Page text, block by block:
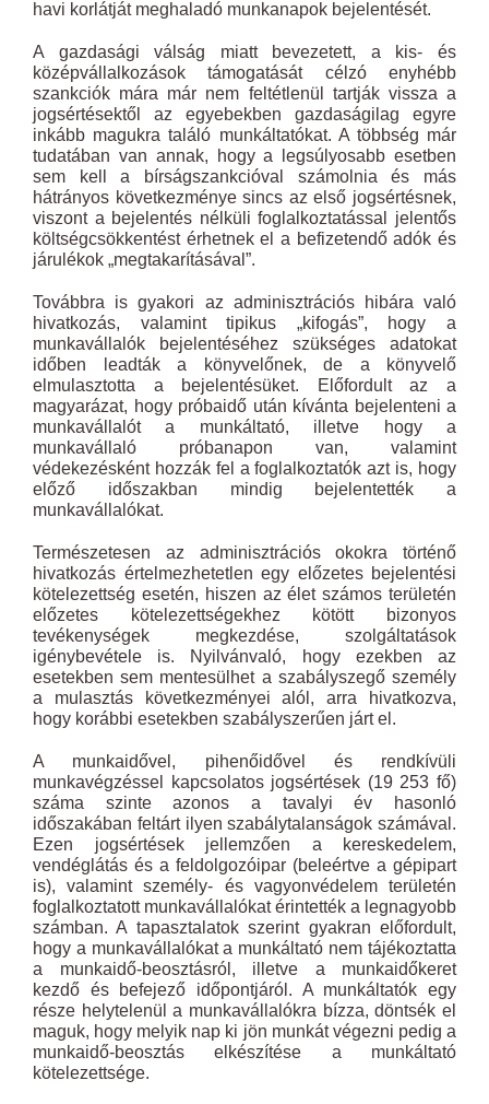
havi korlátját meghaladó munkanapok bejelentését.
A gazdasági válság miatt bevezetett, a kis- és
középvállalkozások támogatását célzó enyhébb
szankciók mára már nem feltétlenül tartják vissza a
jogsértésektől az egyebekben gazdaságilag egyre
inkább magukra találó munkáltatókat. A többség már
tudatában van annak, hogy a legsúlyosabb esetben
sem kell a bírságszankcióval számolnia és más
hátrányos következménye sincs az első jogsértésnek,
viszont a bejelentés nélküli foglalkoztatással jelentős
költségcsökkentést érhetnek el a befizetendő adók és
járulékok „megtakarításával”.
Továbbra is gyakori az adminisztrációs hibára való
hivatkozás, valamint tipikus „kifogás”, hogy a
munkavállalók bejelentéséhez szükséges adatokat
időben leadták a könyvelőnek, de a könyvelő
elmulasztotta a bejelentésüket. Előfordult az a
magyarázat, hogy próbaidő után kívánta bejelenteni a
munkavállalót a munkáltató, illetve hogy a
munkavállaló próbanapon van, valamint
védekezésként hozzák fel a foglalkoztatók azt is, hogy
előző időszakban mindig bejelentették a
munkavállalókat.
Természetesen az adminisztrációs okokra történő
hivatkozás értelmezhetetlen egy előzetes bejelentési
kötelezettség esetén, hiszen az élet számos területén
előzetes kötelezettségekhez kötött bizonyos
tevékenységek megkezdése, szolgáltatások
igénybevétele is. Nyilvánvaló, hogy ezekben az
esetekben sem mentesülhet a szabályszegő személy
a mulasztás következményei alól, arra hivatkozva,
hogy korábbi esetekben szabályszerűen járt el.
A munkaidővel, pihenőidővel és rendkívüli
munkavégzéssel kapcsolatos jogsértések (19 253 fő)
száma szinte azonos a tavalyi év hasonló
időszakában feltárt ilyen szabálytalanságok számával.
Ezen jogsértések jellemzően a kereskedelem,
vendéglátás és a feldolgozóipar (beleértve a gépipart
is), valamint személy- és vagyonvédelem területén
foglalkoztatott munkavállalókat érintették a legnagyobb
számban. A tapasztalatok szerint gyakran előfordult,
hogy a munkavállalókat a munkáltató nem tájékoztatta
a munkaidő-beosztásról, illetve a munkaidőkeret
kezdő és befejező időpontjáról. A munkáltatók egy
része helytelenül a munkavállalókra bízza, döntsék el
maguk, hogy melyik nap ki jön munkát végezni pedig a
munkaidő-beosztás elkészítése a munkáltató
kötelezettsége.